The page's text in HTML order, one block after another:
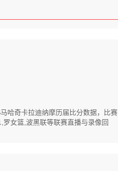
哈奇卡拉迪纳摩历届比分数据，比赛
女篮,波黑联等联赛直播与录像回